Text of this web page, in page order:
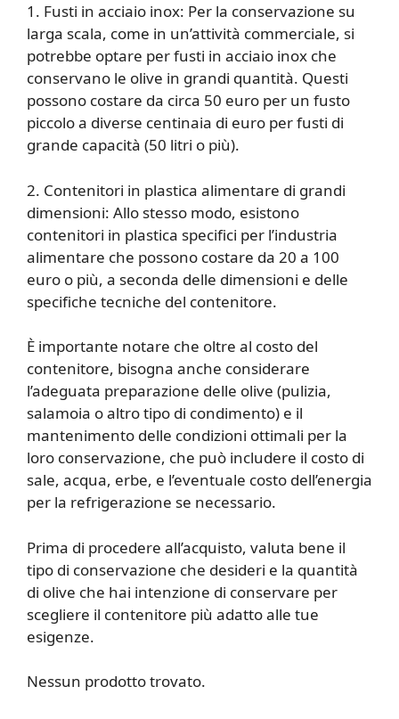
1. Fusti in acciaio inox: Per la conservazione su
larga scala, come in un’attività commerciale, si
potrebbe optare per fusti in acciaio inox che
conservano le olive in grandi quantità. Questi
possono costare da circa 50 euro per un fusto
piccolo a diverse centinaia di euro per fusti di
grande capacità (50 litri o più).
2. Contenitori in plastica alimentare di grandi
dimensioni: Allo stesso modo, esistono
contenitori in plastica specifici per l’industria
alimentare che possono costare da 20 a 100
euro o più, a seconda delle dimensioni e delle
specifiche tecniche del contenitore.
È importante notare che oltre al costo del
contenitore, bisogna anche considerare
l’adeguata preparazione delle olive (pulizia,
salamoia o altro tipo di condimento) e il
mantenimento delle condizioni ottimali per la
loro conservazione, che può includere il costo di
sale, acqua, erbe, e l’eventuale costo dell’energia
per la refrigerazione se necessario.
Prima di procedere all’acquisto, valuta bene il
tipo di conservazione che desideri e la quantità
di olive che hai intenzione di conservare per
scegliere il contenitore più adatto alle tue
esigenze.
Nessun prodotto trovato.